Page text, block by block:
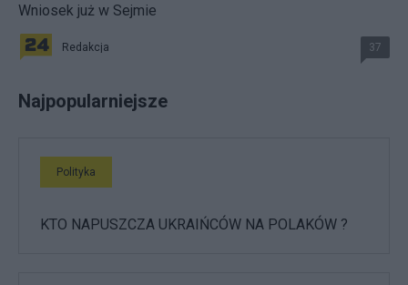
Wniosek już w Sejmie
Redakcja 37
Najpopularniejsze
Polityka
KTO NAPUSZCZA UKRAIŃCÓW NA POLAKÓW ?